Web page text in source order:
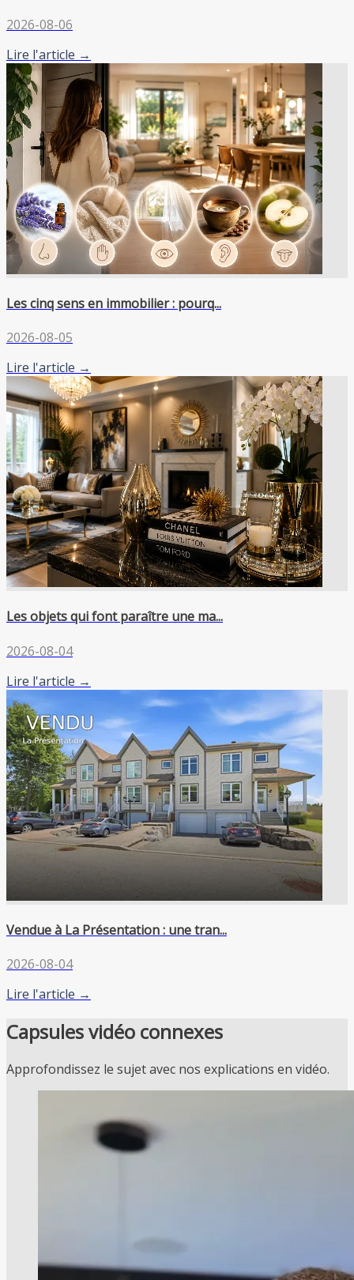
2026-08-06
Lire l'article →
Les cinq sens en immobilier : pourq...
2026-08-05
Lire l'article →
Les objets qui font paraître une ma...
2026-08-04
Lire l'article →
Vendue à La Présentation : une tran...
2026-08-04
Lire l'article →
Capsules vidéo connexes
Approfondissez le sujet avec nos explications en vidéo.